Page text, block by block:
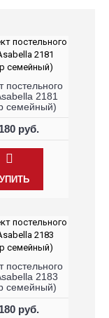
постельного
2181
семейный)
руб.
постельного
2183
семейный)
руб.